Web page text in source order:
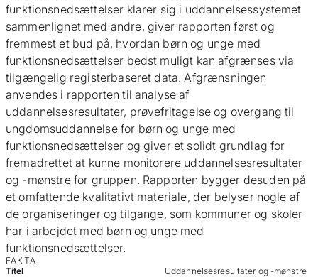
funktionsnedsættelser klarer sig i uddannelsessystemet
sammenlignet med andre, giver rapporten først og
fremmest et bud på, hvordan børn og unge med
funktionsnedsættelser bedst muligt kan afgrænses via
tilgængelig registerbaseret data. Afgrænsningen
anvendes i rapporten til analyse af
uddannelsesresultater, prøvefritagelse og overgang til
ungdomsuddannelse for børn og unge med
funktionsnedsættelser og giver et solidt grundlag for
fremadrettet at kunne monitorere uddannelsesresultater
og -mønstre for gruppen. Rapporten bygger desuden på
et omfattende kvalitativt materiale, der belyser nogle af
de organiseringer og tilgange, som kommuner og skoler
har i arbejdet med børn og unge med
funktionsnedsættelser.
FAKTA
Titel
Uddannelsesresultater og -mønstre